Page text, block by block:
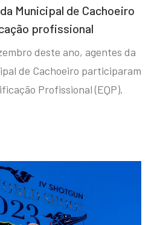
Municipal de Cachoeiro
profissional
deste ano, agentes da
de Cachoeiro participaram
Profissional (EQP).